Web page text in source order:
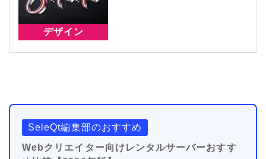
デザイン
SeleQt編集部のおすすめ
Webクリエイター向けレンタルサーバーおすす